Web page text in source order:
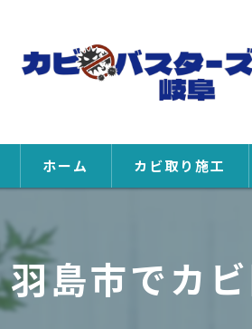
ホーム カビ取り施工
羽島市でカ